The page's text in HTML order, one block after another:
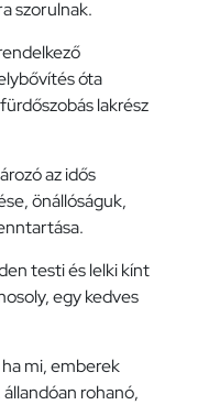
szorulnak.
óta
lakrész
az idős
önállóságuk,
testi és lelki kínt
egy kedves
mi, emberek
rohanó,